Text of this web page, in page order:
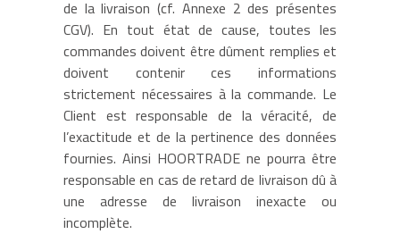
de la livraison (cf. Annexe 2 des présentes
CGV). En tout état de cause, toutes les
commandes doivent être dûment remplies et
doivent contenir ces informations
strictement nécessaires à la commande. Le
Client est responsable de la véracité, de
l’exactitude et de la pertinence des données
fournies. Ainsi HOORTRADE ne pourra être
responsable en cas de retard de livraison dû à
une adresse de livraison inexacte ou
incomplète.